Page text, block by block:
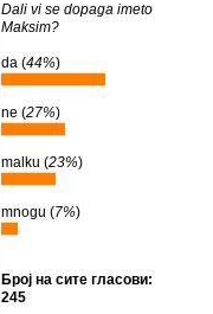
Dali vi se dopaga imeto
Maksim?
da (44%)
ne (27%)
malku (23%)
mnogu (7%)
Број на сите гласови:
245